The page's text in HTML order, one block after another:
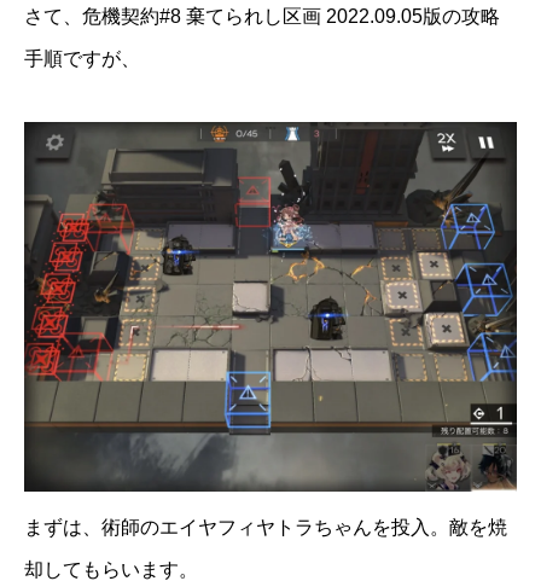
さて、危機契約#8 棄てられし区画 2022.09.05版の攻略
手順ですが、
まずは、術師のエイヤフィヤトラちゃんを投入。敵を焼
却してもらいます。